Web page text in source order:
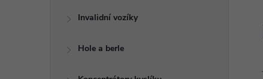
Invalidní vozíky
Hole a berle